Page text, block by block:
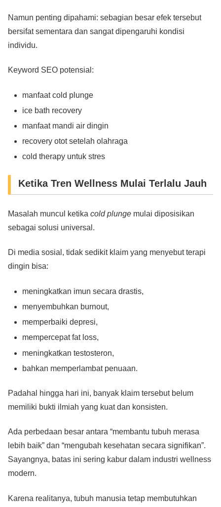
Namun penting dipahami: sebagian besar efek tersebut
bersifat sementara dan sangat dipengaruhi kondisi
individu.
Keyword SEO potensial:
manfaat cold plunge
ice bath recovery
manfaat mandi air dingin
recovery otot setelah olahraga
cold therapy untuk stres
Ketika Tren Wellness Mulai Terlalu Jauh
Masalah muncul ketika cold plunge mulai diposisikan
sebagai solusi universal.
Di media sosial, tidak sedikit klaim yang menyebut terapi
dingin bisa:
meningkatkan imun secara drastis,
menyembuhkan burnout,
memperbaiki depresi,
mempercepat fat loss,
meningkatkan testosteron,
bahkan memperlambat penuaan.
Padahal hingga hari ini, banyak klaim tersebut belum
memiliki bukti ilmiah yang kuat dan konsisten.
Ada perbedaan besar antara “membantu tubuh merasa
lebih baik” dan “mengubah kesehatan secara signifikan”.
Sayangnya, batas ini sering kabur dalam industri wellness
modern.
Karena realitanya, tubuh manusia tetap membutuhkan